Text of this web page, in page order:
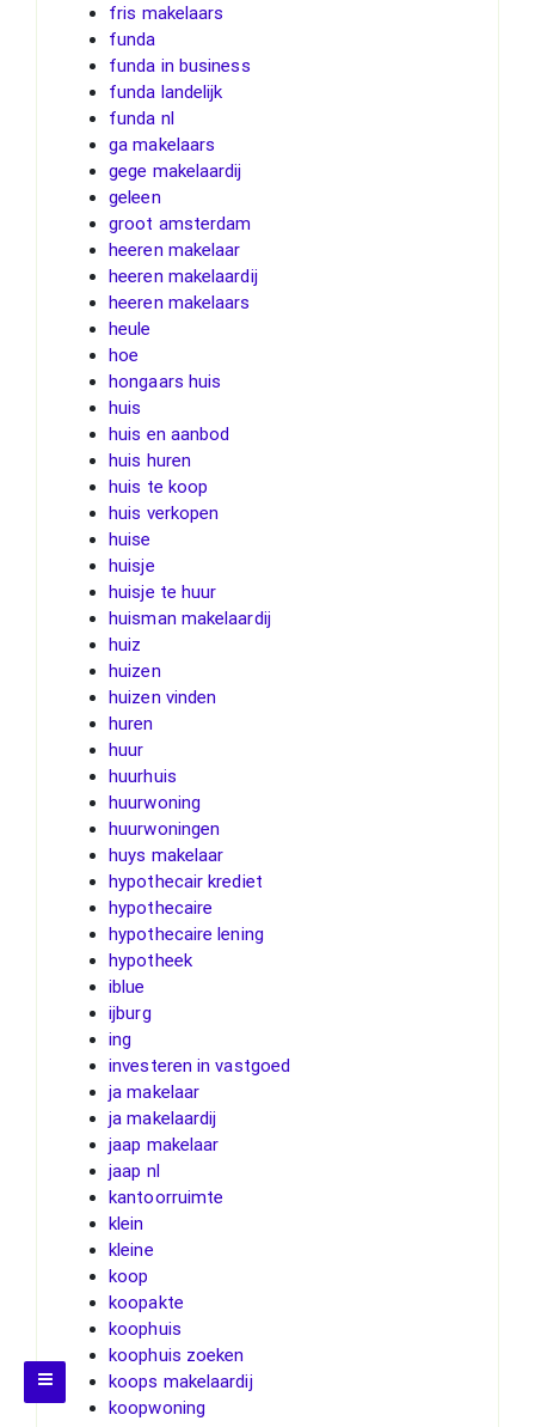
fris makelaars
funda
funda in business
funda landelijk
funda nl
ga makelaars
gege makelaardij
geleen
groot amsterdam
heeren makelaar
heeren makelaardij
heeren makelaars
heule
hoe
hongaars huis
huis
huis en aanbod
huis huren
huis te koop
huis verkopen
huise
huisje
huisje te huur
huisman makelaardij
huiz
huizen
huizen vinden
huren
huur
huurhuis
huurwoning
huurwoningen
huys makelaar
hypothecair krediet
hypothecaire
hypothecaire lening
hypotheek
iblue
ijburg
ing
investeren in vastgoed
ja makelaar
ja makelaardij
jaap makelaar
jaap nl
kantoorruimte
klein
kleine
koop
koopakte
koophuis
koophuis zoeken
koops makelaardij
koopwoning